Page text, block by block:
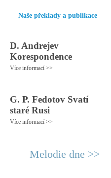
Naše překlady a publikace
D. Andrejev
Korespondence
Více informací >>
G. P. Fedotov Svatí
staré Rusi
Více informací >>
Melodie dne >>